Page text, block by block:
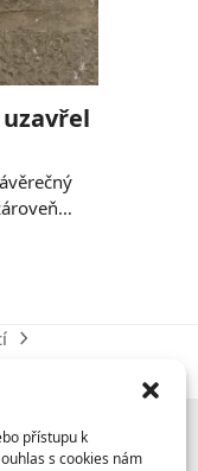
přístupu k
s cookies nám